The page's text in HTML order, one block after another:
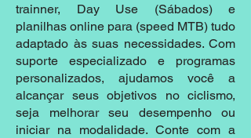
trainner, Day Use (Sábados) e
planilhas online para (speed MTB) tudo
adaptado às suas necessidades. Com
suporte especializado e programas
personalizados, ajudamos você a
alcançar seus objetivos no ciclismo,
seja melhorar seu desempenho ou
iniciar na modalidade. Conte com a